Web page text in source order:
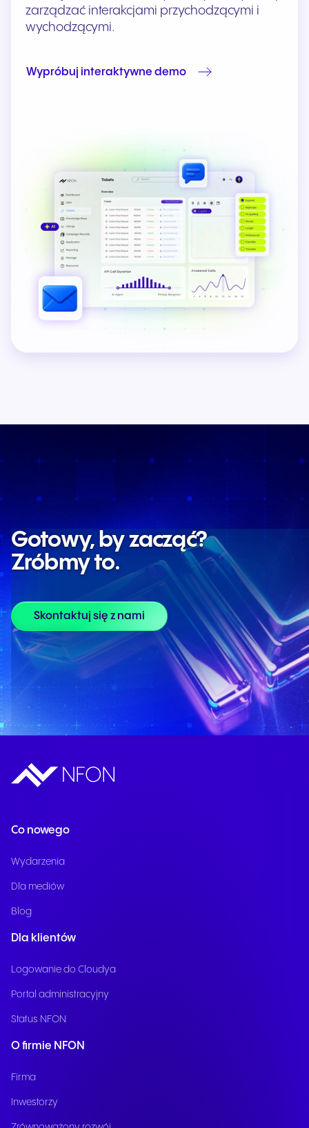
zarządzać interakcjami przychodzącymi i
wychodzącymi.
Wypróbuj interaktywne demo
Gotowy, by zacząć?
Zróbmy to.
Skontaktuj się z nami
Co nowego
Wydarzenia
Dla mediów
Blog
Dla klientów
Logowanie do Cloudya
Portal administracyjny
Status NFON
O firmie NFON
Firma
Inwestorzy